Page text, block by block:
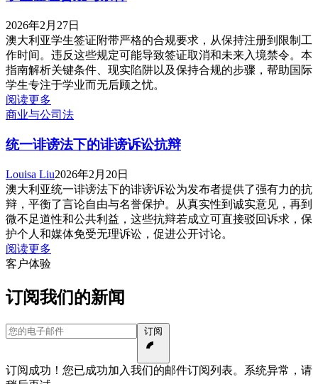
2026年2月27日
澳大利亚学生签证附带严格的合规要求，从保持注册到限制工
作时间。违反这些规定可能导致签证取消和未来入境禁令。本
指南解析关键条件、现实陷阱以及保持合规的步骤，帮助国际
学生专注于学业而无后顾之忧。
阅读更多
商业与公司法
统一诽谤法下的诽谤诉讼抗辩
Louisa Liu2026年2月20日
澳大利亚统一诽谤法下的诽谤诉讼为发布者提供了强有力的抗
辩，平衡了言论自由与名誉保护。从真实性到诚实意见，再到
微不足道性和公共利益，这些抗辩若成立可直接驳回诉求，保
护个人和媒体免受无理诉讼，促进公开讨论。
阅读更多
客户体验
订阅我们的新闻
您的电子邮件
订阅成功！您已成功加入我们的邮件订阅列表。 系统异常，请